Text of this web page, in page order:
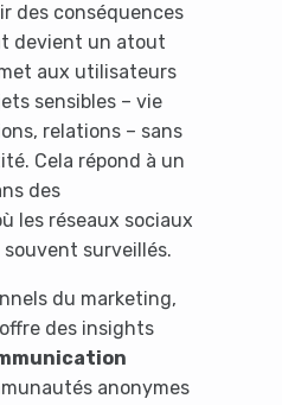
des conséquences
devient un atout
aux utilisateurs
sensibles – vie
relations – sans
Cela répond à un
des
les réseaux sociaux
surveillés.
du marketing,
des insights
anonymes